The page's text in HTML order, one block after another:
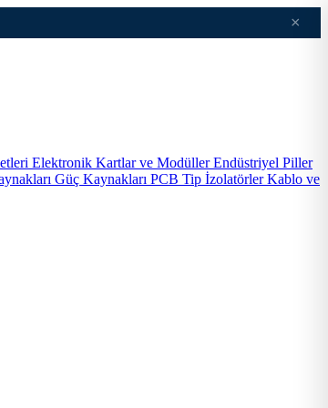
×
Elektronik Kartlar ve ModüllerEndüstriyel Piller
Güç Kaynakları PCB Tip İzolatörlerKablo ve